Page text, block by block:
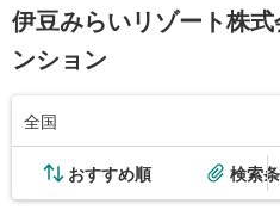
伊豆みらいリゾート株
ンション
全国
おすすめ順 検索